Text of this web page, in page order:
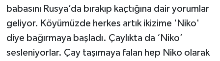
babasını Rusya’da bırakıp kaçtığına dair yorumlar
geliyor. Köyümüzde herkes artık ikizime 'Niko'
diye bağırmaya başladı. Çaylıkta da ‘Niko’
sesleniyorlar. Çay taşımaya falan hep Niko olarak